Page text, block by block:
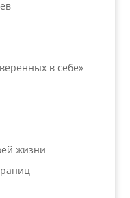
в себе»
жизни